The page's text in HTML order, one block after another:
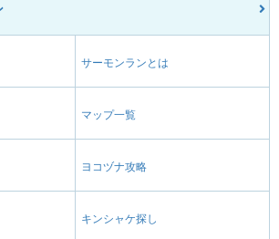
サーモンランとは
マップ一覧
ヨコヅナ攻略
キンシャケ探し